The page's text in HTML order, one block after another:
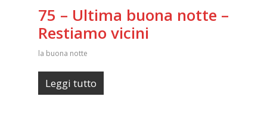
75 – Ultima buona notte –
Restiamo vicini
la buona notte
Leggi tutto